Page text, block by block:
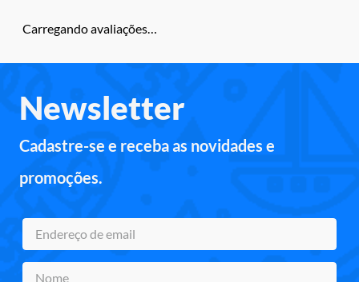
Carregando avaliações…
Newsletter
Cadastre-se e receba as novidades e
promoções.